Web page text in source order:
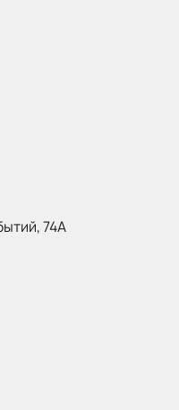
74А